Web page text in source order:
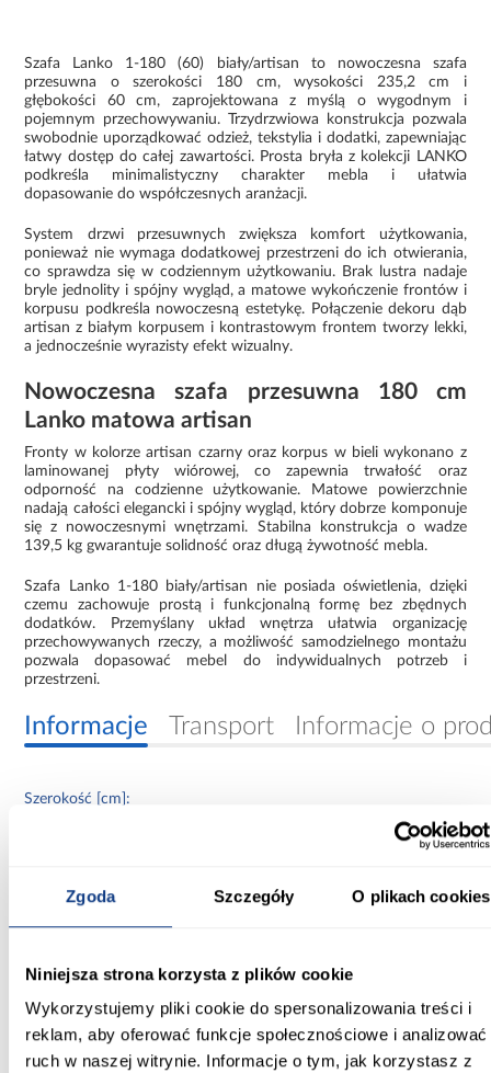
Zgoda Szczegóły O plikach cookies
Niniejsza strona korzysta z plików cookie
Wykorzystujemy pliki cookie do spersonalizowania treści i
reklam, aby oferować funkcje społecznościowe i analizować
ruch w naszej witrynie. Informacje o tym, jak korzystasz z
Szafa Lanko 1-180 (60) biały/artisan to nowoczesna szafa
przesuwna o szerokości 180 cm, wysokości 235,2 cm i
głębokości 60 cm, zaprojektowana z myślą o wygodnym i
pojemnym przechowywaniu. Trzydrzwiowa konstrukcja pozwala
swobodnie uporządkować odzież, tekstylia i dodatki, zapewniając
łatwy dostęp do całej zawartości. Prosta bryła z kolekcji LANKO
podkreśla minimalistyczny charakter mebla i ułatwia
dopasowanie do współczesnych aranżacji.
System drzwi przesuwnych zwiększa komfort użytkowania,
ponieważ nie wymaga dodatkowej przestrzeni do ich otwierania,
co sprawdza się w codziennym użytkowaniu. Brak lustra nadaje
bryle jednolity i spójny wygląd, a matowe wykończenie frontów i
korpusu podkreśla nowoczesną estetykę. Połączenie dekoru dąb
artisan z białym korpusem i kontrastowym frontem tworzy lekki,
a jednocześnie wyrazisty efekt wizualny.
Nowoczesna szafa przesuwna 180 cm
Lanko matowa artisan
Fronty w kolorze artisan czarny oraz korpus w bieli wykonano z
laminowanej płyty wiórowej, co zapewnia trwałość oraz
odporność na codzienne użytkowanie. Matowe powierzchnie
nadają całości elegancki i spójny wygląd, który dobrze komponuje
się z nowoczesnymi wnętrzami. Stabilna konstrukcja o wadze
139,5 kg gwarantuje solidność oraz długą żywotność mebla.
Szafa Lanko 1-180 biały/artisan nie posiada oświetlenia, dzięki
czemu zachowuje prostą i funkcjonalną formę bez zbędnych
dodatków. Przemyślany układ wnętrza ułatwia organizację
przechowywanych rzeczy, a możliwość samodzielnego montażu
pozwala dopasować mebel do indywidualnych potrzeb i
przestrzeni.
Informacje Transport Informacje o
Szerokość [cm]:
60.00
235.20
Kolor frontów:
artisan/czarny